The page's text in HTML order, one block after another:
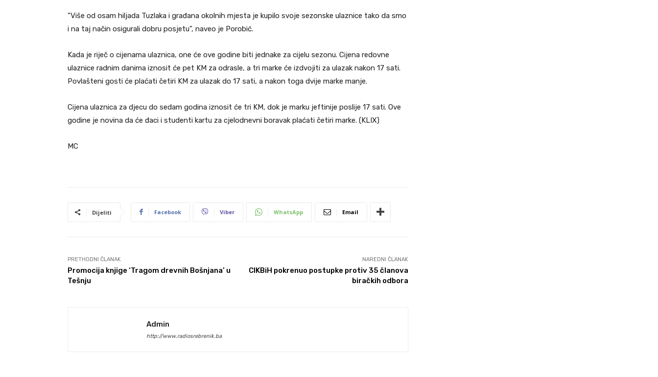
“Više od osam hiljada Tuzlaka i građana okolnih mjesta je kupilo svoje sezonske ulaznice tako da smo
i na taj način osigurali dobru posjetu”, naveo je Porobić.
Kada je riječ o cijenama ulaznica, one će ove godine biti jednake za cijelu sezonu. Cijena redovne
ulaznice radnim danima iznosit će pet KM za odrasle, a tri marke će izdvojiti za ulazak nakon 17 sati.
Povlašteni gosti će plaćati četiri KM za ulazak do 17 sati, a nakon toga dvije marke manje.
Cijena ulaznica za djecu do sedam godina iznosit će tri KM, dok je marku jeftinije poslije 17 sati. Ove
godine je novina da će đaci i studenti kartu za cjelodnevni boravak plaćati četiri marke. (KLIX)
MC
Dijeliti Facebook Viber WhatsApp Email
PRETHODNI ČLANAK
Promocija knjige ‘Tragom drevnih Bošnjana’ u
Tešnju
NAREDNI ČLANAK
CIKBiH pokrenuo postupke protiv 35 članova
biračkih odbora
Admin
http://www.radiosrebrenik.ba